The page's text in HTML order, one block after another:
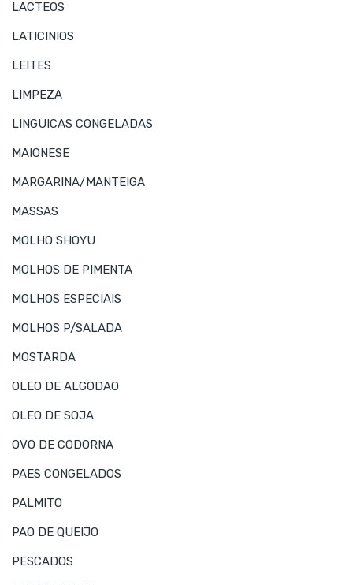
LACTEOS
LATICINIOS
LEITES
LIMPEZA
LINGUICAS CONGELADAS
MAIONESE
MARGARINA/MANTEIGA
MASSAS
MOLHO SHOYU
MOLHOS DE PIMENTA
MOLHOS ESPECIAIS
MOLHOS P/SALADA
MOSTARDA
OLEO DE ALGODAO
OLEO DE SOJA
OVO DE CODORNA
PAES CONGELADOS
PALMITO
PAO DE QUEIJO
PESCADOS